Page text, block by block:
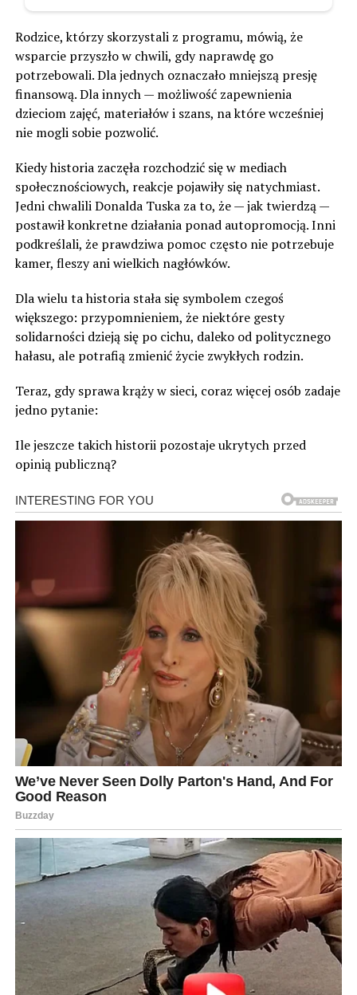
Rodzice, którzy skorzystali z programu, mówią, że
wsparcie przyszło w chwili, gdy naprawdę go
potrzebowali. Dla jednych oznaczało mniejszą presję
finansową. Dla innych — możliwość zapewnienia
dzieciom zajęć, materiałów i szans, na które wcześniej
nie mogli sobie pozwolić.
Kiedy historia zaczęła rozchodzić się w mediach
społecznościowych, reakcje pojawiły się natychmiast.
Jedni chwalili Donalda Tuska za to, że — jak twierdzą —
postawił konkretne działania ponad autopromocją. Inni
podkreślali, że prawdziwa pomoc często nie potrzebuje
kamer, fleszy ani wielkich nagłówków.
Dla wielu ta historia stała się symbolem czegoś
większego: przypomnieniem, że niektóre gesty
solidarności dzieją się po cichu, daleko od politycznego
hałasu, ale potrafią zmienić życie zwykłych rodzin.
Teraz, gdy sprawa krąży w sieci, coraz więcej osób zadaje
jedno pytanie:
Ile jeszcze takich historii pozostaje ukrytych przed
opinią publiczną?